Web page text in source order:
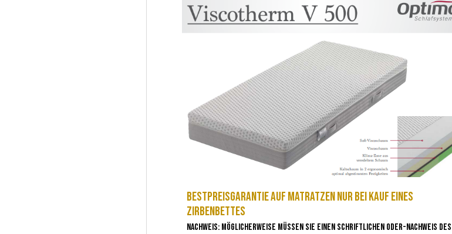
Bestpreisgarantie auf Matratzen nur bei Kauf eines
Zirbenbettes
Nachweis: Möglicherweise müssen sie einen Schriftlichen oder-Nachweis des